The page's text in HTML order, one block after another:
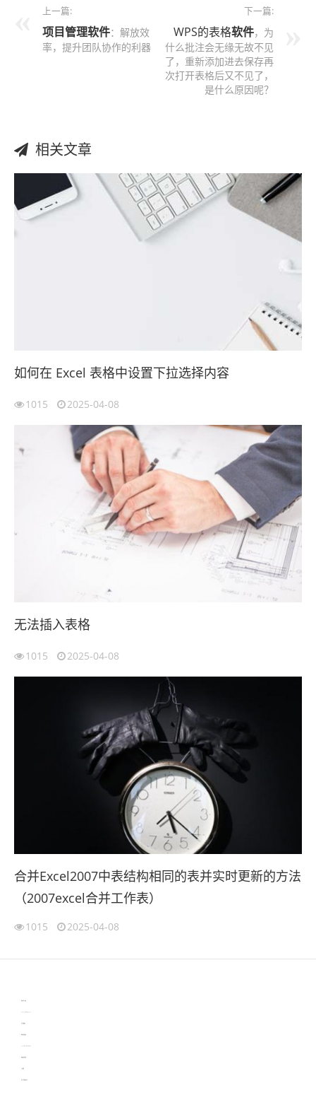
上一篇:
项目管理软件：解放效
率，提升团队协作的利器
下一篇:
WPS的表格软件，为
什么批注会无缘无故不见
了，重新添加进去保存再
次打开表格后又不见了，
是什么原因呢？
相关文章
如何在 Excel 表格中设置下拉选择内容
1015 2025-04-08
无法插入表格
1015 2025-04-08
合并Excel2007中表结构相同的表并实时更新的方法
（2007excel合并工作表）
1015 2025-04-08